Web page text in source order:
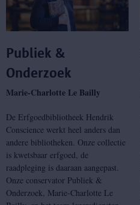
Publiek &
Onderzoek
Marie-Charlotte Le Bailly
De Erfgoedbibliotheek Hendrik
Conscience werkt heel anders dan
andere bibliotheken. Onze collectie
is kwetsbaar erfgoed, de
raadpleging is daaraan aangepast.
Onze conservator Publiek &
Onderzoek, Marie-Charlotte Le